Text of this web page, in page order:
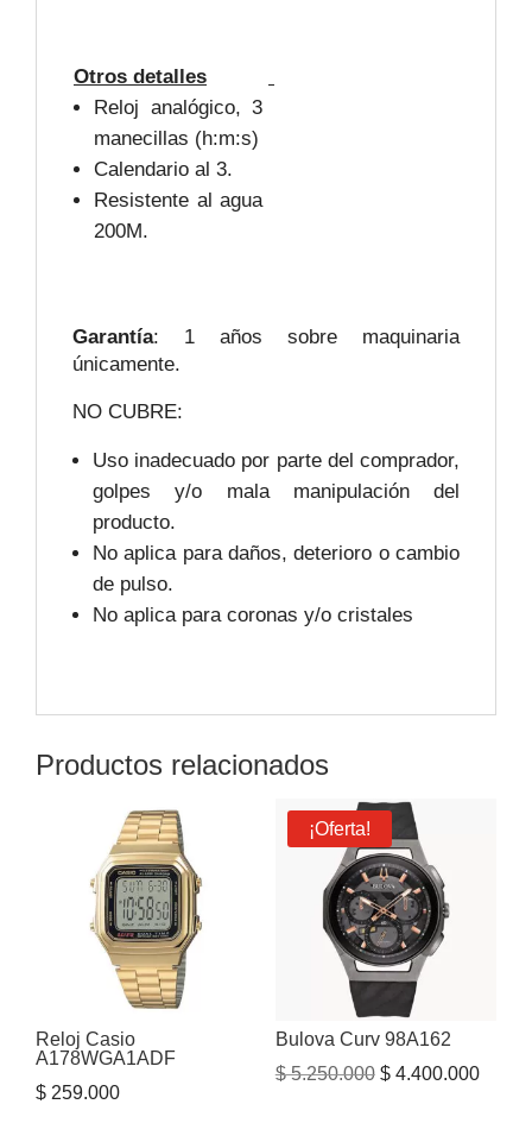
Otros detalles
Reloj analógico, 3
manecillas (h:m:s)
Calendario al 3.
Resistente al agua
200M.
Garantía: 1 años sobre maquinaria
únicamente.
NO CUBRE:
Uso inadecuado por parte del comprador,
golpes y/o mala manipulación del
producto.
No aplica para daños, deterioro o cambio
de pulso.
No aplica para coronas y/o cristales
Productos relacionados
Reloj Casio
A178WGA1ADF
$ 259.000
¡Oferta!
Bulova Curv 98A162
$5.250.000 El
$4.400.000El